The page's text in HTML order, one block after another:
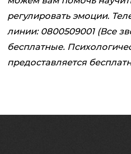
регулировать эмоции.
линии: 0800509001 (Все
бесплатные.
предоставляется